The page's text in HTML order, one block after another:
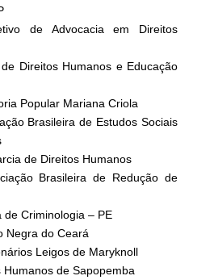
de Advocacia em Direitos
Direitos Humanos e Educação
Popular Mariana Criola
Brasileira de Estudos Sociais
de Direitos Humanos
Brasileira de Redução de
de Criminologia – PE
Negra do Ceará
Leigos de Maryknoll
de Sapopemba